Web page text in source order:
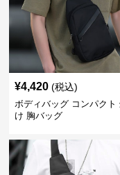
¥4,420 (税込)
ボディバッグ コンパクト
け 胸バッグ